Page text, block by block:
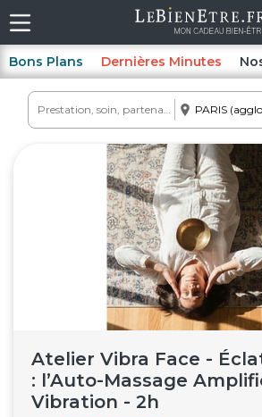
Bons Plans Dernières Minutes
Atelier Vibra Face -
: l’Auto-Massage
Vibration - 2h